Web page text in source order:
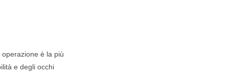
è la più
e degli occhi